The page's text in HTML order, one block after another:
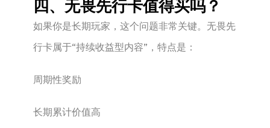
四、无畏先行卡值得买吗？
如果你是长期玩家，这个问题非常关键。无畏先
行卡属于“持续收益型内容”，特点是：
周期性奖励
长期累计价值高